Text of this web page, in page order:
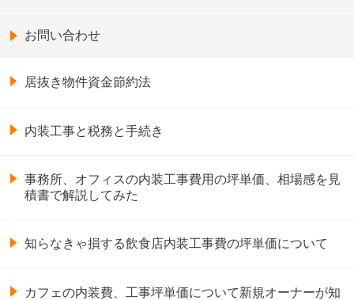
お問い合わせ
居抜き物件資金節約法
内装工事と税務と手続き
事務所、オフィスの内装工事費用の坪単価、相場感を見
積書で解説してみた
知らなきゃ損する飲食店内装工事費の坪単価について
カフェの内装費、工事坪単価について新規オーナーが知